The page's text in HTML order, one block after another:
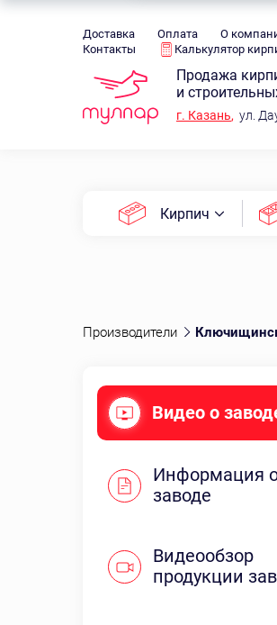
Доставка Оплата О
Контакты
Калькулятор
Продажа
и
г. Казань, ул.
Кирпич
Производители
Видео о
Информация
заводе
Видеообзор
продукции